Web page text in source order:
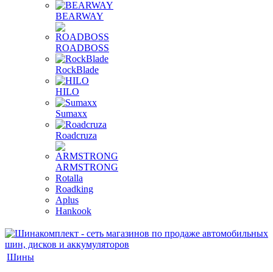
BEARWAY
ROADBOSS
RockBlade
HILO
Sumaxx
Roadcruza
ARMSTRONG
Rotalla
Roadking
Aplus
Hankook
Шины